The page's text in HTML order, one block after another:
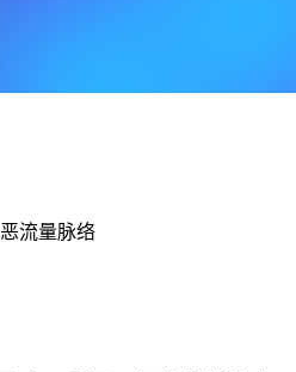
流量脉络